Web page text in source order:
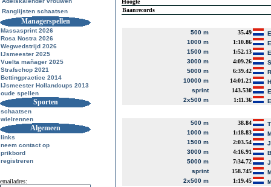
Ranglijsten schaatsen
Managerspellen
Massasprint 2026
Rosa Nostra 2026
Wegwedstrijd 2026
IJsmeester 2025
Vuelta mañager 2025
Strafschop 2021
Bettingpractice 2014
IJsmeester Hollandcups 2013
oude spellen
Sporten
schaatsen
wielrennen
Algemeen
links
neem contact op
prikbord
registreren
emailadres:
Hoogte
Baanrecords
500 m 35.49
1000 m
1:10.86
1500 m
1:52.13
3000 m
4:09.26
5000 m
6:39.42
10000 m
14:01.21
sprint
143.530
2x500 m
1:11.36
500 m 38.84
1000 m
1:18.83
1500 m
2:03.54
3000 m
4:16.91
5000 m
7:34.72
sprint
158.745
2x500 m
1:19.45